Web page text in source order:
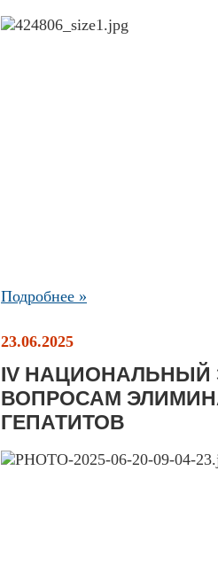
Подробнее »
23.06.2025
IV НАЦИОНАЛЬНЫЙ
ВОПРОСАМ
ГЕПАТИТОВ